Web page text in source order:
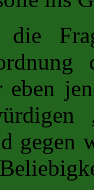
eben
gegen